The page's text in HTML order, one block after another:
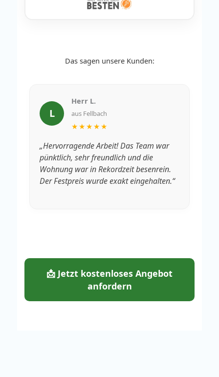
Das sagen unsere Kunden:
L
Herr L.
aus Fellbach
★★★★★
„Hervorragende Arbeit! Das Team war
pünktlich, sehr freundlich und die
Wohnung war in Rekordzeit besenrein.
Der Festpreis wurde exakt eingehalten.“
📩 Jetzt kostenloses Angebot
anfordern